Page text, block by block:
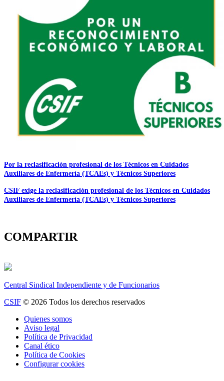
Por la reclasificación profesional de los Técnicos en Cuidados
Auxiliares de Enfermería (TCAEs) y Técnicos Superiores
CSIF exige la reclasificación profesional de los Técnicos en Cuidados
Auxiliares de Enfermería (TCAEs) y Técnicos Superiores
COMPARTIR
Central Sindical Independiente y de Funcionarios
CSIF © 2026 Todos los derechos reservados
Quienes somos
Aviso legal
Política de Privacidad
Canal ético
Política de Cookies
Configurar cookies